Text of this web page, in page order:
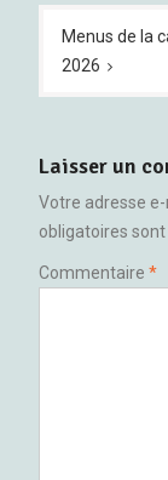
Menus de la
2026
Laisser un
Votre adresse
obligatoires
Commentaire *